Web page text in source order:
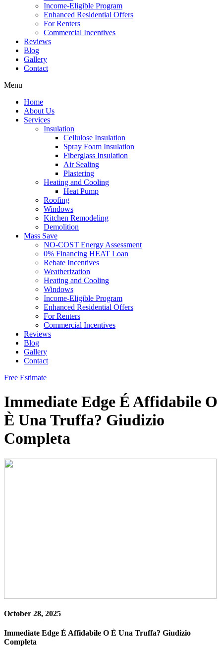
Income-Eligible Program
Enhanced Residential Offers
For Renters
Commercial Incentives
Reviews
Blog
Gallery
Contact
Menu
Home
About Us
Services
Insulation
Cellulose Insulation
Spray Foam Insulation
Fiberglass Insulation
Air Sealing
Plastering
Heating and Cooling
Heat Pump
Roofing
Windows
Kitchen Remodeling
Demolition
Mass Save
NO-COST Energy Assessment
0% Financing HEAT Loan
Rebate Incentives
Weatherization
Heating and Cooling
Windows
Income-Eligible Program
Enhanced Residential Offers
For Renters
Commercial Incentives
Reviews
Blog
Gallery
Contact
Free Estimate
Immediate Edge É Affidabile O
È Una Truffa? Giudizio
Completa
October 28, 2025
Immediate Edge É Affidabile O È Una Truffa? Giudizio
Completa